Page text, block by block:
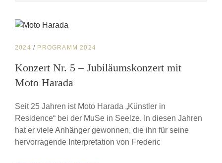
CAT
2024 / PROGRAMM 2024
Konzert Nr. 5 – Jubiläumskonzert mit
Moto Harada
Seit 25 Jahren ist Moto Harada „Künstler in
Residence“ bei der MuSe in Seelze. In diesen Jahren
hat er viele Anhänger gewonnen, die ihn für seine
hervorragende Interpretation von Frederic